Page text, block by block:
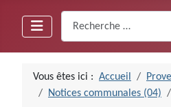
Vous êtes ici : Accueil
Notices communales (04)